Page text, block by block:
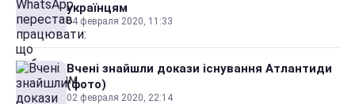
українцям
04 февраля 2020, 11:33
Вчені знайшли докази існування Атлантиди
(фото)
02 февраля 2020, 22:14